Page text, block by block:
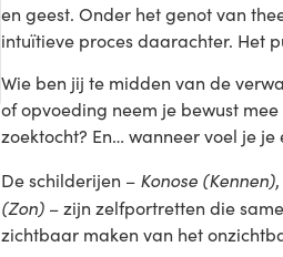
en geest. Onder het genot van
intuïtieve proces daarachter. Het
Wie ben jij te midden van de
of opvoeding neem je bewust
zoektocht? En… wanneer voel je je
De schilderijen – Konose (Kennen),
(Zon) – zijn zelfportretten die
zichtbaar maken van het